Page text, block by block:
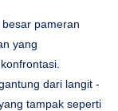
pameran
yang
dari langit -
tampak seperti